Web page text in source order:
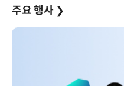
주요 행사 ❯